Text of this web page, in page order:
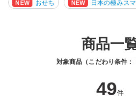
NEW おせち NEW 日本の極みス
商品一
対象商品（こだわり条件：
49件